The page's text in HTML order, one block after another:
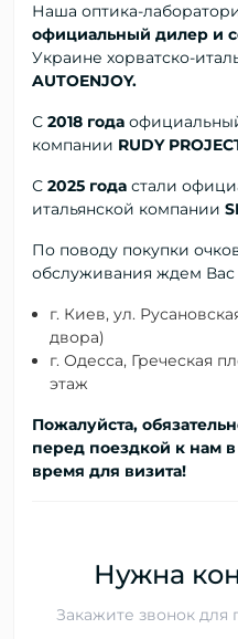
Наша оптика-
официальный дилер и
Украине хорватско-
AUTOENJOY.
С 2018 года
компании RUDY
С 2025 года стали
итальянской компании
По поводу покупки
обслуживания ждем Вас
г. Киев, ул.
двора)
г. Одесса, Греческая
этаж
Пожалуйста,
перед поездкой к нам в
время для визита!
Нужна
Закажите звонок для